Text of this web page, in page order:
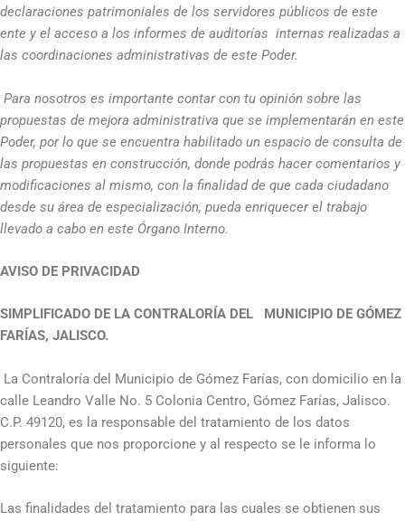
declaraciones patrimoniales de los servidores públicos de este
ente y el acceso a los informes de auditorías internas realizadas a
las coordinaciones administrativas de este Poder.
Para nosotros es importante contar con tu opinión sobre las
propuestas de mejora administrativa que se implementarán en este
Poder, por lo que se encuentra habilitado un espacio de consulta de
las propuestas en construcción, donde podrás hacer comentarios y
modificaciones al mismo, con la finalidad de que cada ciudadano
desde su área de especialización, pueda enriquecer el trabajo
llevado a cabo en este Órgano Interno.
AVISO DE PRIVACIDAD
SIMPLIFICADO DE LA CONTRALORÍA DEL MUNICIPIO DE GÓMEZ
FARÍAS, JALISCO.
La Contraloría del Municipio de Gómez Farías, con domicilio en la
calle Leandro Valle No. 5 Colonia Centro, Gómez Farías, Jalisco.
C.P. 49120, es la responsable del tratamiento de los datos
personales que nos proporcione y al respecto se le informa lo
siguiente:
Las finalidades del tratamiento para las cuales se obtienen sus